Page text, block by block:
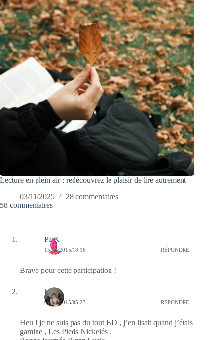
Lecture en plein air : redécouvrez le plaisir de lire autrement
03/11/2025
28 commentaires
58 commentaires
PLK
15/04/2015/18:16 RÉPONDRE
Bravo pour cette participation !
lucia
09/04/2015/05:23 RÉPONDRE
Heu ! je ne suis pas du tout BD , j’en lisait quand j’étais
gamine , Les Pieds Nickelés .